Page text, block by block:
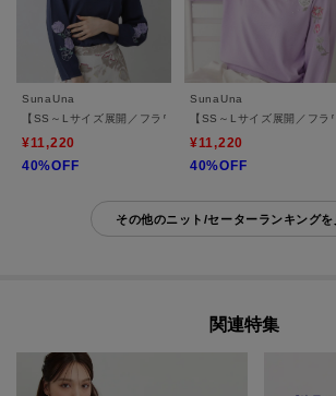
SunaUna
【SS～Lサイズ展開／フラワー刺繍】クラフトニット
¥11,220
40%OFF
SunaUna
【SS～Lサイズ展開／フ
¥11,220
40%OFF
その他のニット/セーターランキングを
関連特集